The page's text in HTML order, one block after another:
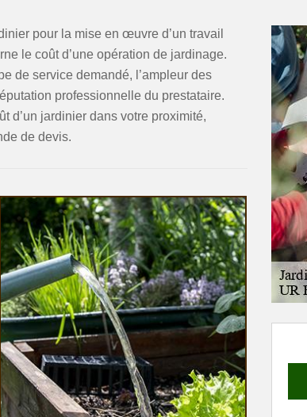
pour la mise en œuvre d’un travail
le coût d’une opération de jardinage.
de service demandé, l’ampleur des
professionnelle du prestataire.
d’un jardinier dans votre proximité,
de devis.